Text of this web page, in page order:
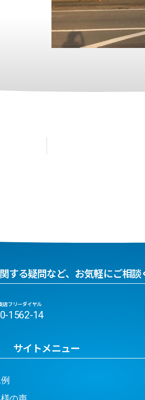
する疑問など、お気軽にご相談
店フリーダイヤル
1562-14
サイトメニュー